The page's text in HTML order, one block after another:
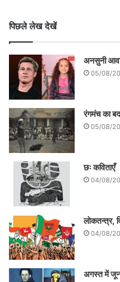
पिछले लेख देखें
अनसुनी
05/08/
रंगमंच का
05/08/
छः कविताएँ
04/08/
लोकतन्त्र,
04/08/
अगस्त में